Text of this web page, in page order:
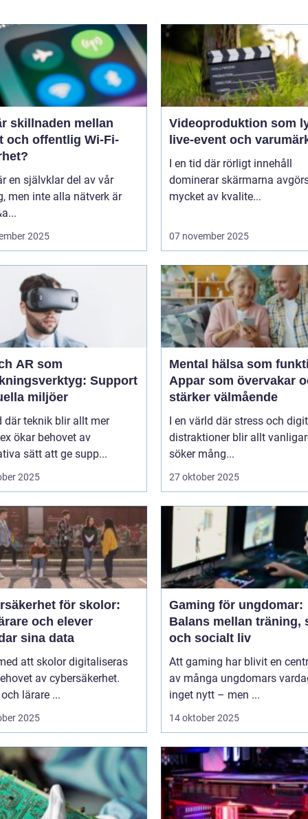
skillnaden mellan
och offentlig Wi-Fi-
en självklar del av vår
men inte alla nätverk är
2025
Videoproduktion som
live-event och
I en tid där rörligt innehåll
dominerar skärmarna
mycket av kvalite...
07 november 2025
AR som
Support
miljöer
där teknik blir allt mer
ökar behovet av
sätt att ge supp...
2025
Mental hälsa som
Appar som övervakar
stärker välmående
I en värld där stress och
distraktioner blir allt
söker mång...
27 oktober 2025
för skolor:
och elever
sina data
att skolor digitaliseras
av cybersäkerhet.
lärare ...
2025
Gaming för ungdomar:
Balans mellan träning,
och socialt liv
Att gaming har blivit en
av många ungdomars
inget nytt – men ...
14 oktober 2025